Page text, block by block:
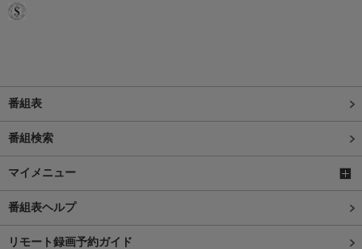
番組表
番組検索
マイメニュー
番組表ヘルプ
リモート録画予約ガイド